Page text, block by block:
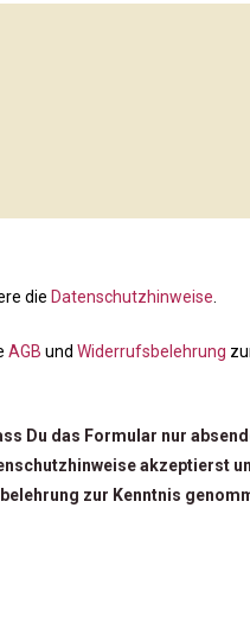
die Datenschutzhinweise.
AGB und Widerrufsbelehrung
Du das Formular nur
akzeptierst
zur Kenntnis